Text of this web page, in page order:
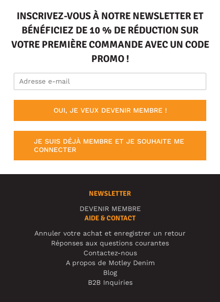
INSCRIVEZ-VOUS À NOTRE NEWSLETTER ET
BÉNÉFICIEZ DE 10 % DE RÉDUCTION SUR
VOTRE PREMIÈRE COMMANDE AVEC UN CODE
PROMO !
OUI, JE VEUX DEVENIR MEMBRE !
JE SUIS DÉJÀ MEMBRE ET JE SOUHAITE ME
CONNECTER
NEWSLETTER
DEVENIR MEMBRE
AIDE & CONTACT
Annuler votre achat et enregistrer un retour
Réponses aux questions courantes
Contactez-nous
A propos de Motley Denim
Blog
B2B Inquiries